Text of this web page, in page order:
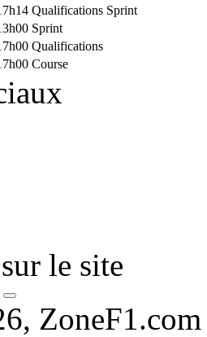
Qualifications Sprint
Sprint
Qualifications
Course
le site
ZoneF1.com